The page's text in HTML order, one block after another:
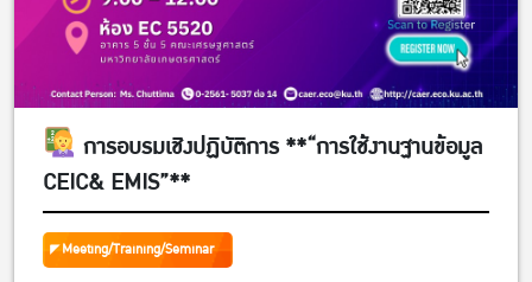
การอบรมเชิงปฏิบัติการ **“การใช้งานฐานข้อมูล
CEIC& EMIS”**
Meeting/Training/Seminar